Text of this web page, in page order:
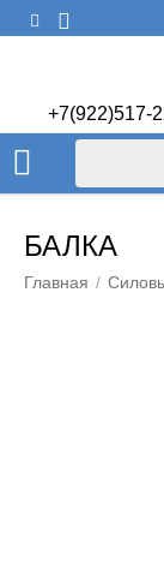
+7(922)517-
+7(922)506-
БАЛКА
Главная /